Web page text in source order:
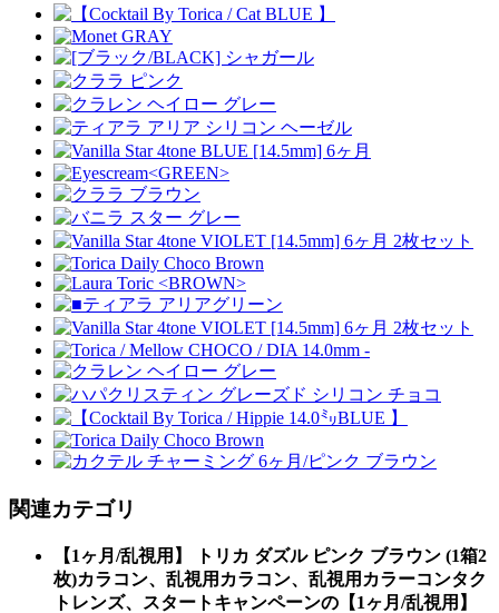
関連カテゴリ
【1ヶ月/乱視用】 トリカ ダズル ピンク ブラウン (1箱2
枚)カラコン、乱視用カラコン、乱視用カラーコンタク
トレンズ、スタートキャンペーンの【1ヶ月/乱視用】